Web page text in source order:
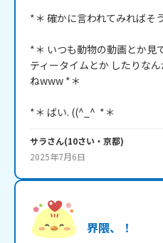
*＊ 確かに言われてみればそ
*＊ いつも動物の動画とか見
ティータイムとか したりな
ねwww *＊
*＊ ばい. ((^_^  *＊
サラさん(10さい・ 京都)
2025年7月6日
界隈、！